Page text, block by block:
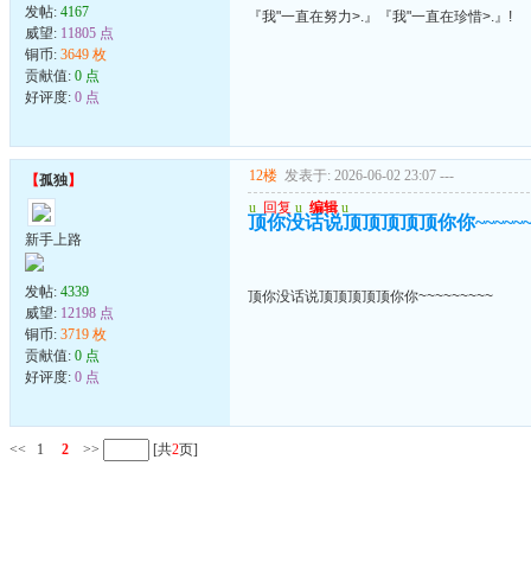
发帖: 4167
威望: 11805 点
铜币: 3649 枚
贡献值: 0 点
好评度: 0 点
『我"一直在努力>.』『我"一直在珍惜>.』!
【孤独】
新手上路
发帖: 4339
威望: 12198 点
铜币: 3719 枚
贡献值: 0 点
好评度: 0 点
12楼 发表于: 2026-06-02 23:07 ---
u 回复 u 编辑 u
顶你没话说顶顶顶顶顶你你
顶你没话说顶顶顶顶顶你你~~~~~~~~~
<< 1 2 >> [共2页]